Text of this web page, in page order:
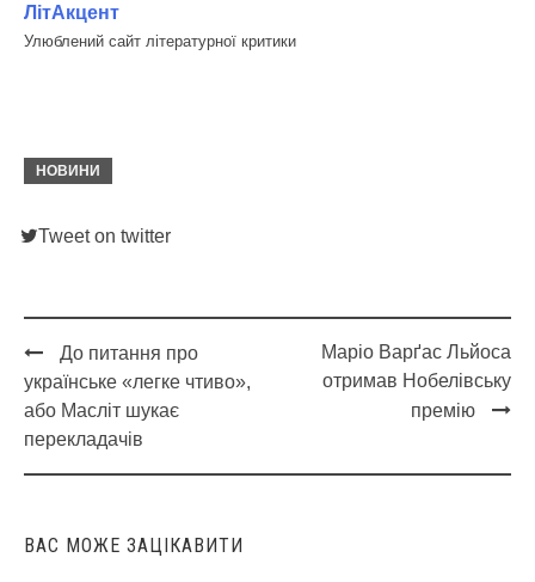
ЛітАкцент
Улюблений сайт літературної критики
НОВИНИ
Tweet on twitter
Post
navigation
До питання про
українське «легке чтиво»,
або Масліт шукає
перекладачів
Маріо Варґас Льйоса
отримав Нобелівську
премію
ВАС МОЖЕ ЗАЦІКАВИТИ